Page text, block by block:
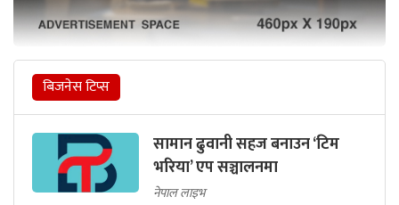
बिजनेस टिप्स
सामान ढुवानी सहज बनाउन ‘टिम
भरिया’ एप सञ्चालनमा
नेपाल लाइभ